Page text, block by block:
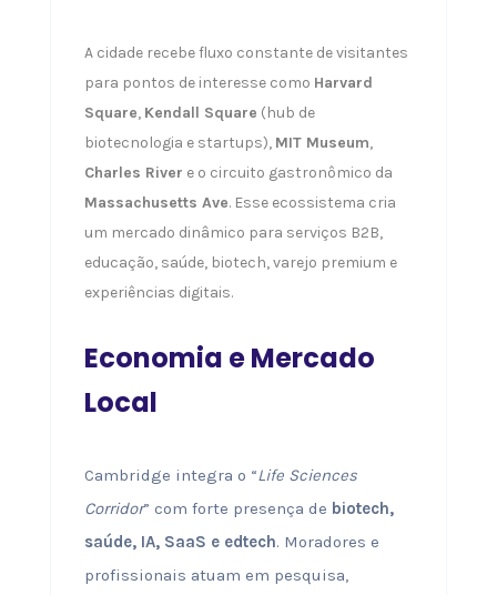
A cidade recebe fluxo constante de visitantes
para pontos de interesse como Harvard
Square, Kendall Square (hub de
biotecnologia e startups), MIT Museum,
Charles River e o circuito gastronômico da
Massachusetts Ave. Esse ecossistema cria
um mercado dinâmico para serviços B2B,
educação, saúde, biotech, varejo premium e
experiências digitais.
Economia e Mercado
Local
Cambridge integra o “Life Sciences
Corridor” com forte presença de biotech,
saúde, IA, SaaS e edtech. Moradores e
profissionais atuam em pesquisa,